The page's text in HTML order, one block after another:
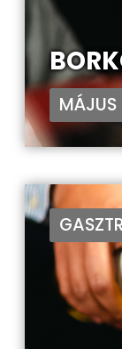
MÁJUS